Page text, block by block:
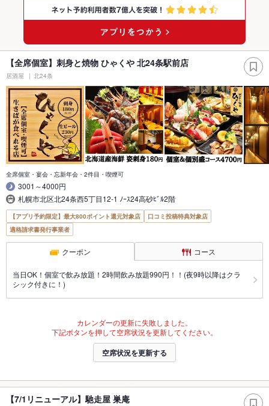
【全席個室】刺身と焼物 ひゃくや 北24条駅前店
居酒屋 北24条
全席個室・宴会・忘新年会・2件目・喫煙可
3001～4000円
札幌市北区北24条西5丁目12-1 ﾉｰｽ24高砂ﾋﾞﾙ2階
【アプリ予約限定】最大800ポイント還元対象店
口コミ投稿特典対象店
適格請求書発行事業者
クーポン コース
当日OK！個室で飲み放題！2時間飲み放題990円！！(夜9時以降はクラ
シック付きに！)
カレンダーの更新に失敗しました。
下記ボタンを押して空席状況を更新してください。
空席状況を更新する
【7/1リニューアル】馳走屋 巣庵